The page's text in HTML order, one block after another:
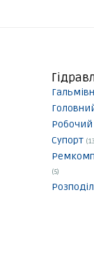
Робочий
Супорт
(5)